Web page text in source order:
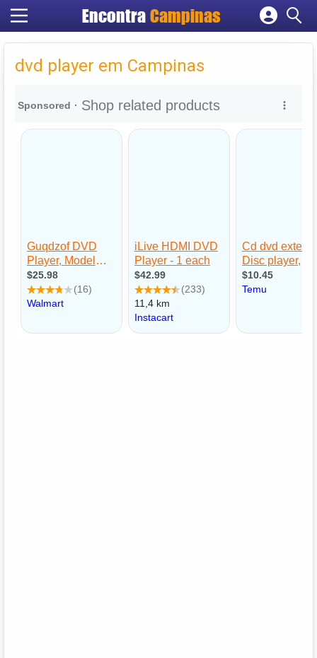
Encontra Campinas
Cadastrar empresa
Criar conta
dvd player em Campinas